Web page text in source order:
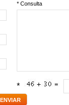
* Consulta
*